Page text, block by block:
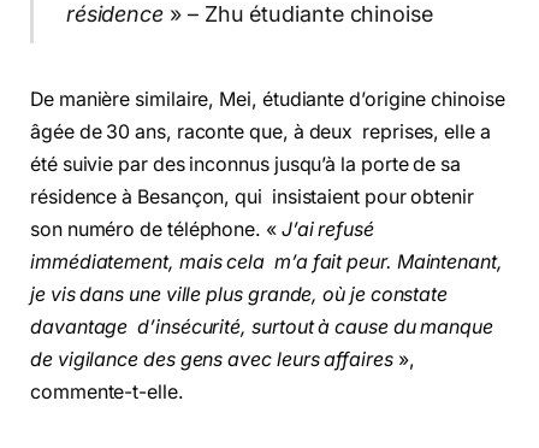
résidence » – Zhu étudiante chinoise
De manière similaire, Mei, étudiante d’origine chinoise
âgée de 30 ans, raconte que, à deux reprises, elle a
été suivie par des inconnus jusqu’à la porte de sa
résidence à Besançon, qui insistaient pour obtenir
son numéro de téléphone. « J’ai refusé
immédiatement, mais cela m’a fait peur. Maintenant,
je vis dans une ville plus grande, où je constate
davantage d’insécurité, surtout à cause du manque
de vigilance des gens avec leurs affaires»,
commente-t-elle.